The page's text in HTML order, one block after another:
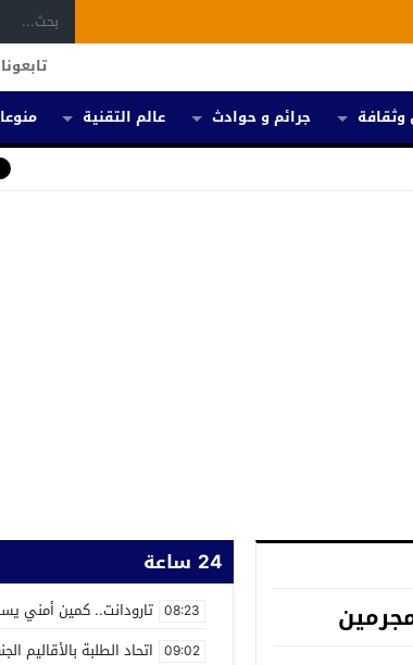
تابعونا
جرائم و حوادث عالم التقنية
24 ساعة
08:23 تارودانت.. كمين أمني يسقط 7 مشتبه فيهم ويكشف استغلال محل للحلاقة في
09:02 اتحاد الطلبة بالأقاليم